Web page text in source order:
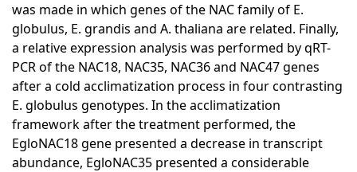
was made in which genes of the NAC family of E.
globulus, E. grandis and A. thaliana are related. Finally,
a relative expression analysis was performed by qRT-
PCR of the NAC18, NAC35, NAC36 and NAC47 genes
after a cold acclimatization process in four contrasting
E. globulus genotypes. In the acclimatization
framework after the treatment performed, the
EgloNAC18 gene presented a decrease in transcript
abundance, EgloNAC35 presented a considerable